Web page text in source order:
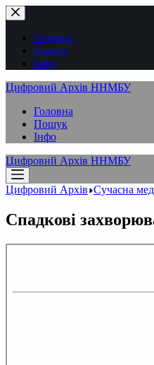
Перейти
до
вмістуГоловна
Пошук
Інфо
Цифровий Архів ННМБУ
Головна
Пошук
Інфо
Цифровий Архів ННМБУ
Цифровий Архів Сучасна
Спадкові